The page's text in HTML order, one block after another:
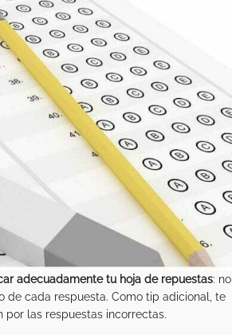
adecuadamente tu hoja de repuestas: no
de cada respuesta. Como tip adicional, te
por las respuestas incorrectas.